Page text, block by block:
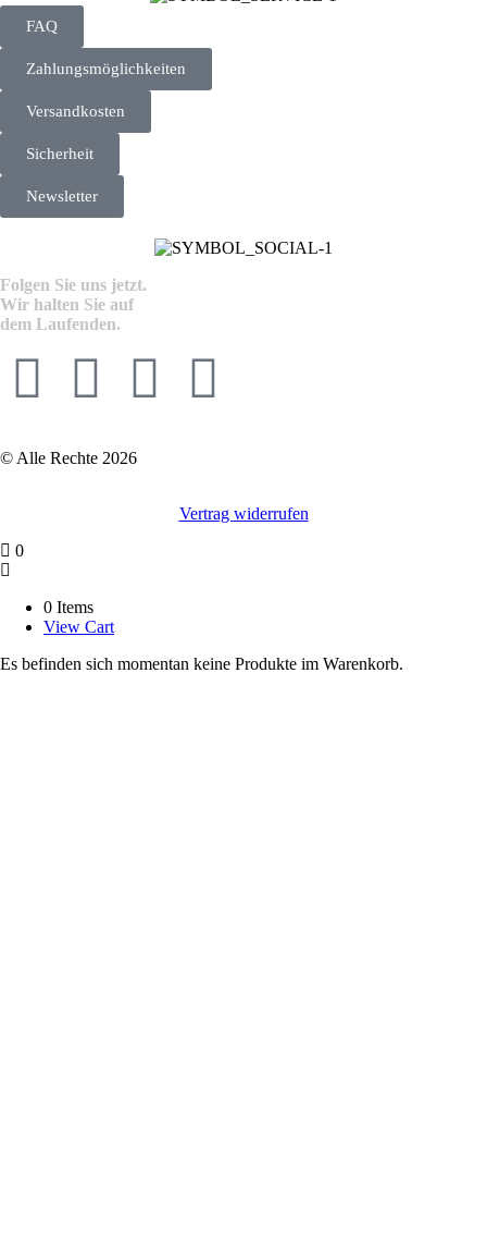
FAQ
Zahlungsmöglichkeiten
Versandkosten
Sicherheit
Newsletter
Folgen Sie uns jetzt.
Wir halten Sie auf
dem Laufenden.
© Alle Rechte 2026
Vertrag widerrufen
0
0 Items
View Cart
Es befinden sich momentan keine Produkte im Warenkorb.